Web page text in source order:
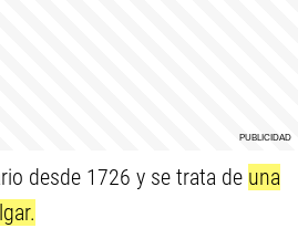
desde 1726 y se trata de una